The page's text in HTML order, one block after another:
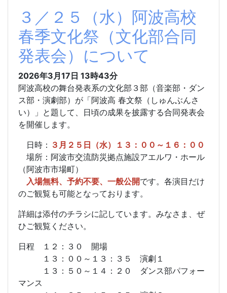
３／２５（水）阿波高校
春季文化祭（文化部合同
発表会）について
2026年3月17日 13時43分
阿波高校の舞台発表系の文化部３部（音楽部・ダン
ス部・演劇部）が「阿波高 春文祭（しゅんぶんさ
い）」と題して、日頃の成果を披露する合同発表会
を開催します。
日時： ３月２５日（水）１３：００～１６：００
場所：阿波市交流防災拠点施設アエルワ・ホール
（阿波市市場町）
入場無料、予約不要、一般公開です。各演目だけ
のご観覧も可能となっております。
詳細は添付のチラシに記しています。みなさま、ぜ
ひご観覧ください。
日程 １２：３０ 開場
１３：００～１３：３５ 演劇１
１３：５０～１４：２０ ダンス部パフォー
マンス